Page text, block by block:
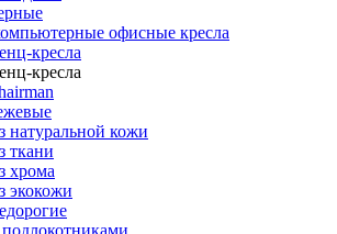
офисные кресла
кресла
кресла
натуральной кожи
ткани
хрома
экокожи